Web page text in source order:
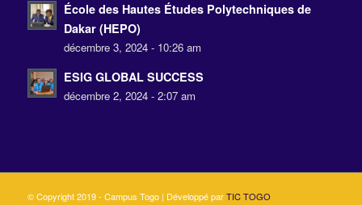
École des Hautes Études Polytechniques de
Dakar (HEPO)
décembre 3, 2024 - 10:26 am
ESIG GLOBAL SUCCESS
décembre 2, 2024 - 2:07 am
© Copyright 2019 - Campus Togo | Développé parTIC TOGO